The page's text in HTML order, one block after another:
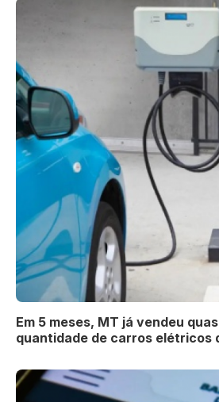
Em 5 meses, MT já vendeu
quantidade de carros elétricos